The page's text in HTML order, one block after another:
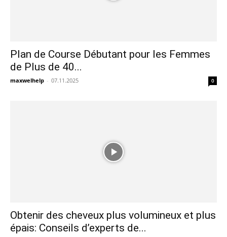
Plan de Course Débutant pour les Femmes
de Plus de 40...
maxwelhelp - 07.11.2025 0
Obtenir des cheveux plus volumineux et plus
épais: Conseils d’experts de...